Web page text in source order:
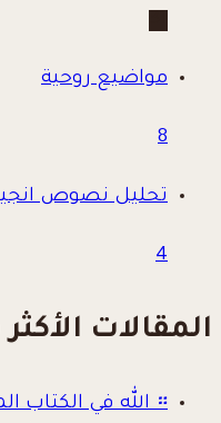
مواضيع روحية
8
تحليل نصوص
4
المقالات
። الله في الكتاب